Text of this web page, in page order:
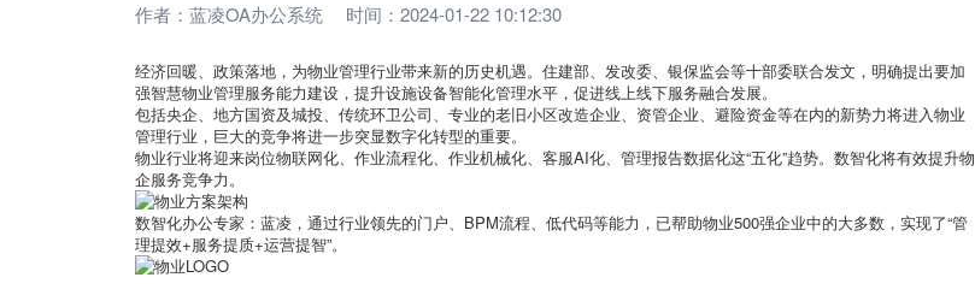
作者： 蓝凌OA办公系统 时间：2024-01-22 10:12:30
经济回暖、政策落地，为物业管理行业带来新的历史机遇。住建部、发改委、银保监会等十部委联合发文，明确提出要加
强智慧物业管理服务能力建设，提升设施设备智能化管理水平，促进线上线下服务融合发展。
包括央企、地方国资及城投、传统环卫公司、专业的老旧小区改造企业、资管企业、避险资金等在内的新势力将进入物业
管理行业，巨大的竞争将进一步突显数字化转型的重要。
物业行业将迎来岗位物联网化、作业流程化、作业机械化、客服AI化、管理报告数据化这“五化”趋势。数智化将有效提升物
企服务竞争力。
数智化办公专家：蓝凌，通过行业领先的门户、BPM流程、低代码等能力，已帮助物业500强企业中的大多数，实现了“管
理提效+服务提质+运营提智”。